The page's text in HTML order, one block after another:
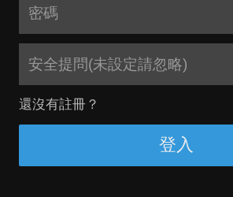
安全提問(未設定請忽略)
還沒有註冊？
登入